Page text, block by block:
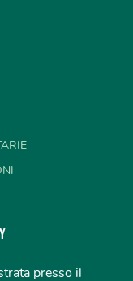
presso il